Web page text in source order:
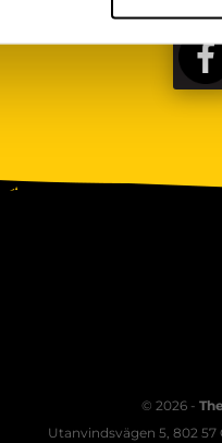
© 2026 -
Utanvindsvägen 5, 802